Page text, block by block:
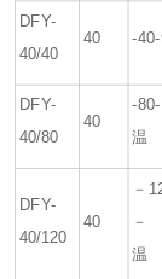
DFY-
40/40
40 -
DFY-
40/80
40
-
温
DFY-
40/120
40
－
－
温